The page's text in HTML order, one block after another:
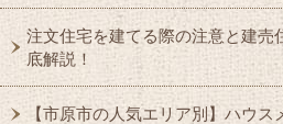
注文住宅を建てる際の注意と建売
底解説！
【市原市の人気エリア別】ハウ